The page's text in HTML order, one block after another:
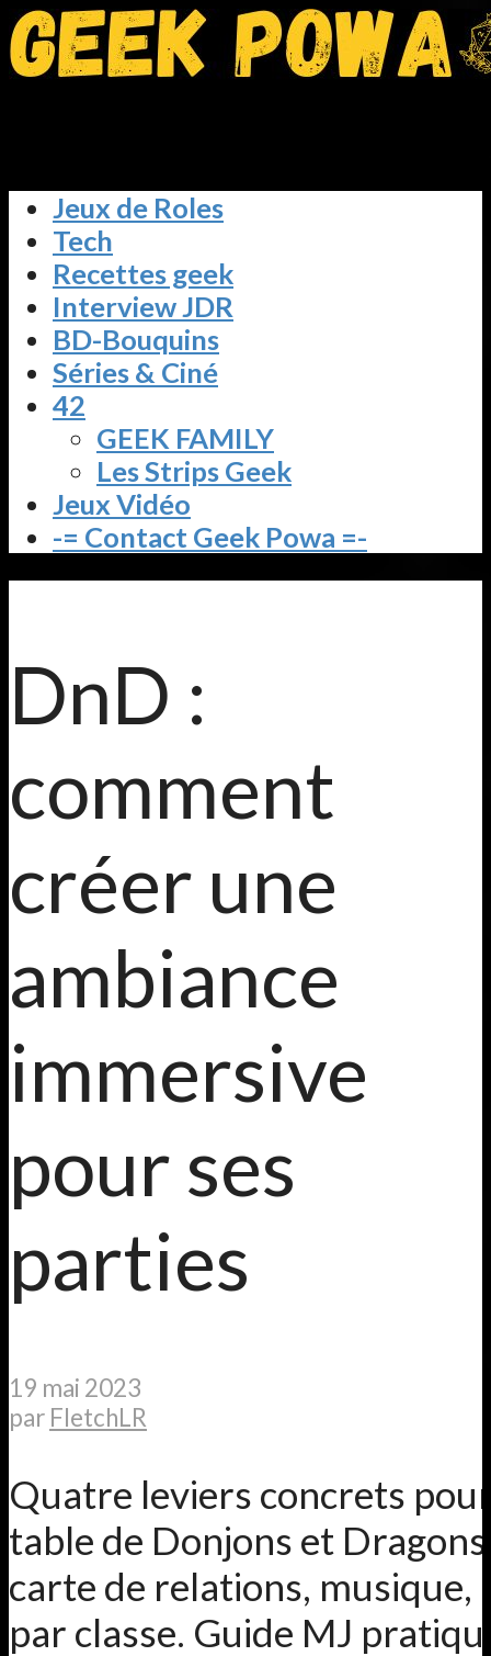
Jeux de Roles
Tech
Recettes geek
Interview JDR
BD-Bouquins
Séries & Ciné
42
GEEK FAMILY
Les Strips Geek
Jeux Vidéo
-= Contact Geek Powa =-
DnD :
comment
créer une
ambiance
immersive
pour ses
parties
19 mai 2023
par FletchLR
Quatre leviers concrets
table de Donjons et
carte de relations, musique,
par classe. Guide MJ